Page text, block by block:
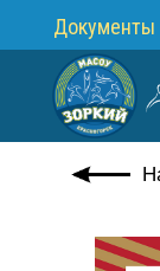
Документы